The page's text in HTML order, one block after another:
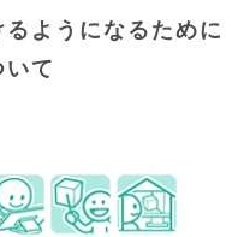
ようになるために
て